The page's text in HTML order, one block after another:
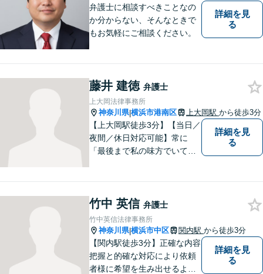
弁護士に相談すべきことなの
か分からない、そんなときで
もお気軽にご相談ください。
詳細を見
る
藤井 建徳 弁護士
上大岡法律事務所
神奈川県|横浜市港南区 上大岡駅 から徒歩3分
【上大岡駅徒歩3分】【当日／
夜間／休日対応可能】常に
「最後まで私の味方でいてく
の法律事務所として皆様のお
力になれればと考えておりま
す。
詳細を見
る
竹中 英信 弁護士
竹中英信法律事務所
神奈川県|横浜市中区 関内駅 から徒歩3分
【関内駅徒歩3分】正確な内容
把握と的確な対応により依頼
者様に希望を生み出せるよう
詳細を見
る